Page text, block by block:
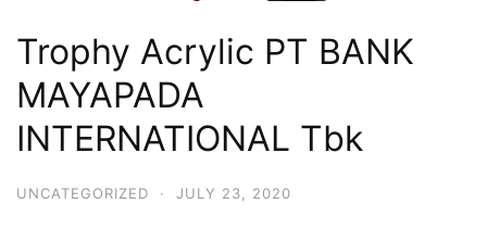
Trophy Acrylic PT BANK
MAYAPADA
INTERNATIONAL Tbk
UNCATEGORIZED · JULY 23, 2020